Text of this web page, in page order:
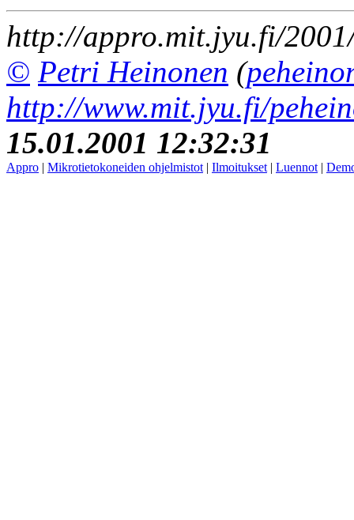
http://appro.mit.jyu.fi/
© Petri Heinonen (
http://www.mit.jyu.fi/
15.01.2001 12:32:31
Appro | Mikrotietokoneiden ohjelmistot | Ilmoitukset | Luennot |